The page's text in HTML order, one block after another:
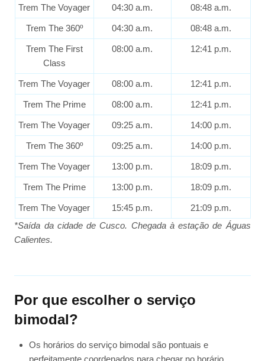
Trem The Voyager 04:30 a.m. 08:48 a.m.
Trem The 360º 04:30 a.m. 08:48 a.m.
Trem The First
Class
08:00 a.m. 12:41 p.m.
Trem The Voyager 08:00 a.m. 12:41 p.m.
Trem The Prime 08:00 a.m. 12:41 p.m.
Trem The Voyager 09:25 a.m. 14:00 p.m.
Trem The 360º 09:25 a.m. 14:00 p.m.
Trem The Voyager 13:00 p.m. 18:09 p.m.
Trem The Prime 13:00 p.m. 18:09 p.m.
Trem The Voyager 15:45 p.m.
21:09 p.m.
*Saída da cidade de Cusco. Chegada à estação de Águas
Calientes.
Por que escolher o serviço
bimodal?
Os horários do serviço bimodal são pontuais e